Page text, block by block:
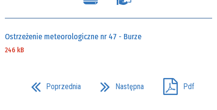
Ostrzeżenie meteorologiczne nr 47 - Burze
246 kB
Poprzednia Następna Pdf